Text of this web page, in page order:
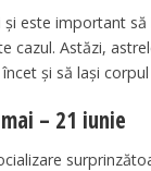
și este important
cazul. Astăzi,
și să lași
– 21 iunie